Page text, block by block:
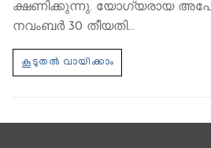
ക്ഷണിക്കുന്നു. യോഗ്യരായ
നവംബർ 30 തീയതി…